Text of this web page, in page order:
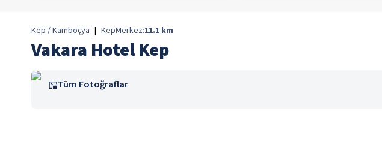
Kep / Kamboçya | KepMerkez:11.1 km
Vakara Hotel Kep
Tüm Fotoğraflar